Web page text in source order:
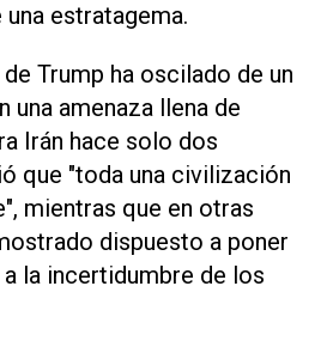
estratagema.
Trump ha oscilado de un
una amenaza llena de
Irán hace solo dos
que "toda una civilización
mientras que en otras
dispuesto a poner
la incertidumbre de los